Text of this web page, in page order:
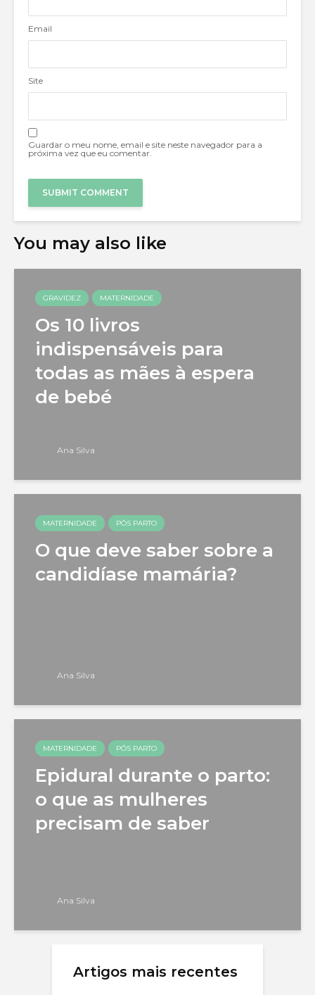
Email
Site
Guardar o meu nome, email e site neste navegador para a
próxima vez que eu comentar.
You may also like
GRAVIDEZ MATERNIDADE
Os 10 livros
indispensáveis para
todas as mães à espera
de bebé
Ana Silva
MATERNIDADE PÓS PARTO
O que deve saber sobre a
candidíase mamária?
Ana Silva
MATERNIDADE PÓS PARTO
Epidural durante o parto:
o que as mulheres
precisam de saber
Ana Silva
Artigos mais recentes